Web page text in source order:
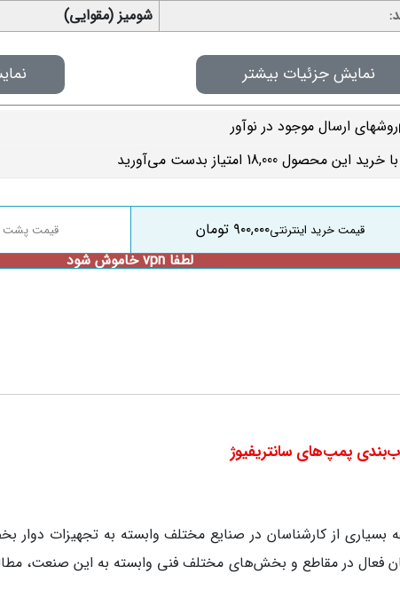
شومیز (مقوایی)
نمایش جزئیات بیشتر
روشهای ارسال موجود در نوآور
با خرید این محصول 18,000 امتیاز بدست می‌آورید
۹۰۰,۰۰۰ تومان
پمپ‌های سانتریفیوژ
از کارشناسان در صنایع مختلف وابسته به تجهیزات دوار
فعال در مقاطع و بخش‌های مختلف فنی وابسته به این صنعت،